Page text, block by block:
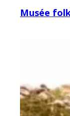
Musée